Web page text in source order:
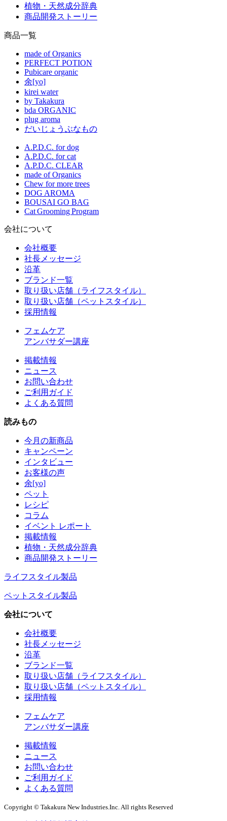
植物・天然成分辞典
商品開発ストーリー
商品一覧
made of Organics
PERFECT POTION
Pubicare organic
余[yo]
kirei water
by Takakura
bda ORGANIC
plug aroma
だいじょうぶなもの
A.P.D.C. for dog
A.P.D.C. for cat
A.P.D.C. CLEAR
made of Organics
Chew for more trees
DOG AROMA
BOUSAI GO BAG
Cat Grooming Program
会社について
会社概要
社長メッセージ
沿革
ブランド一覧
取り扱い店舗（ライフスタイル）
取り扱い店舗（ペットスタイル）
採用情報
フェムケア
アンバサダー講座
掲載情報
ニュース
お問い合わせ
ご利用ガイド
よくある質問
読みもの
今月の新商品
キャンペーン
インタビュー
お客様の声
余[yo]
ペット
レシピ
コラム
イベント レポート
掲載情報
植物・天然成分辞典
商品開発ストーリー
ライフスタイル製品
ペットスタイル製品
会社について
会社概要
社長メッセージ
沿革
ブランド一覧
取り扱い店舗（ライフスタイル）
取り扱い店舗（ペットスタイル）
採用情報
フェムケア
アンバサダー講座
掲載情報
ニュース
お問い合わせ
ご利用ガイド
よくある質問
Copyright © Takakura New Industries.Inc. All rights Reserved